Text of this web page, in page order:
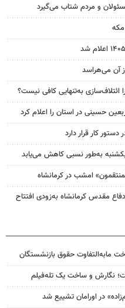
و مردم شتاب می‌گیرد
آن می‌هراسد
ائتلاف‌سازی به‌تنهایی کافی نیست؟
حسینی در استان را اعلام کرد
کار قرار دارد
یکشنبه به‌طور نسبی کاهش می‌یابد
امشب در کرمانشاه
مقدس کرمانشاه به‌زودی افتتاح
مابه‌التفاوت حقوق بازنشستگان
نگارش و ساخت یک تله‌فیلم
در اورامان تشییع شد